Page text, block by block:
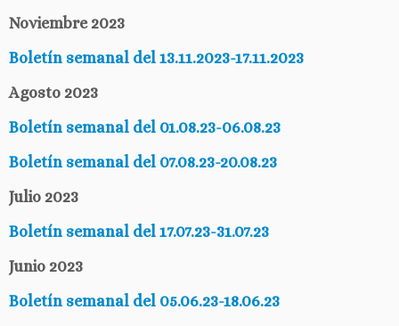
Noviembre 2023
Boletín semanal del 13.11.2023-17.11.2023
Agosto 2023
Boletín semanal del 01.08.23-06.08.23
Boletín semanal del 07.08.23-20.08.23
Julio 2023
Boletín semanal del 17.07.23-31.07.23
Junio 2023
Boletín semanal del 05.06.23-18.06.23